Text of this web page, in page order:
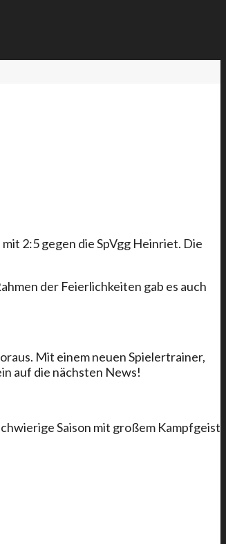
2:5 gegen die SpVgg Heinriet. Die
der Feierlichkeiten gab es auch
Mit einem neuen Spielertrainer,
auf die nächsten News!
Saison mit großem Kampfgeist